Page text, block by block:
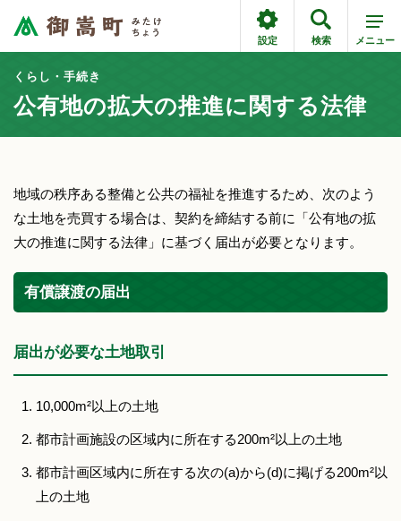
設定 検索 メニュー
くらし・手続き
公有地の拡大の推進に関する法律
地域の秩序ある整備と公共の福祉を推進するため、次のよう
な土地を売買する場合は、契約を締結する前に「公有地の拡
大の推進に関する法律」に基づく届出が必要となります。
有償譲渡の届出
届出が必要な土地取引
10,000m²以上の土地
都市計画施設の区域内に所在する200m²以上の土地
都市計画区域内に所在する次の(a)から(d)に掲げる200m²以
上の土地